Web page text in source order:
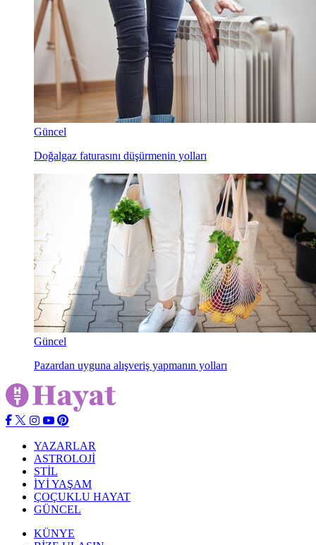
Güncel
Doğalgaz faturasını düşürmenin yolları
Güncel
Pazardan uyguna alışveriş yapmanın yolları
YAZARLAR
ASTROLOJİ
STİL
İYİ YAŞAM
ÇOÇUKLU HAYAT
GÜNCEL
KÜNYE